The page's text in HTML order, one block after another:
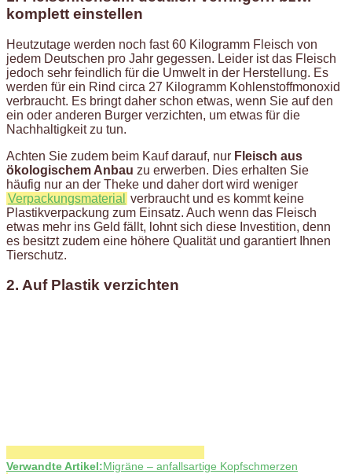
komplett einstellen
Heutzutage werden noch fast 60 Kilogramm Fleisch von
jedem Deutschen pro Jahr gegessen. Leider ist das Fleisch
jedoch sehr feindlich für die Umwelt in der Herstellung. Es
werden für ein Rind circa 27 Kilogramm Kohlenstoffmonoxid
verbraucht. Es bringt daher schon etwas, wenn Sie auf den
ein oder anderen Burger verzichten, um etwas für die
Nachhaltigkeit zu tun.
Achten Sie zudem beim Kauf darauf, nur Fleisch aus
ökologischem Anbau zu erwerben. Dies erhalten Sie
häufig nur an der Theke und daher dort wird weniger
Verpackungsmaterial
verbraucht und es kommt keine
Plastikverpackung zum Einsatz. Auch wenn das Fleisch
etwas mehr ins Geld fällt, lohnt sich diese Investition, denn
es besitzt zudem eine höhere Qualität und garantiert Ihnen
Tierschutz.
2. Auf Plastik verzichten
Verwandte Artikel:Migräne – anfallsartige Kopfschmerzen